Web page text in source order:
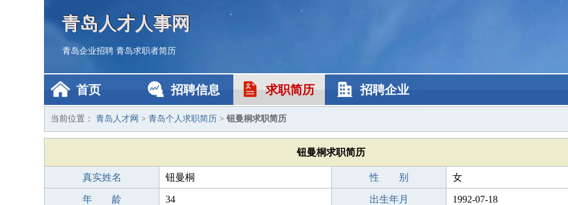
青岛人才人事网
青岛企业招聘 青岛求职者简历
首页 招聘信息 求职简历 招聘企业
当前位置： 青岛人才网 > 青岛个人求职简历 > 钮曼桐求职简历
钮曼桐求职简历
真实姓名 钮曼桐 性 别 女
年 龄 34 出生年月 1992-07-18